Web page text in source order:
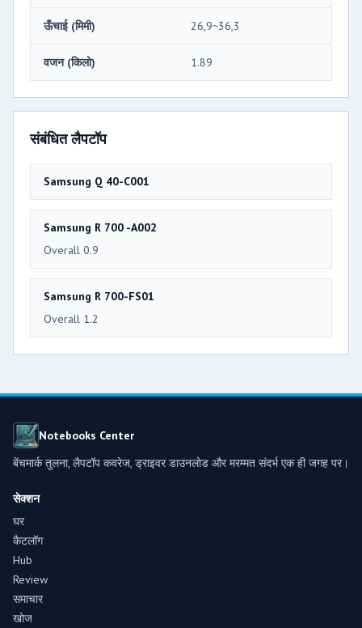
ऊँचाई (मिमी) 26,9~36,3
वजन (किलो) 1.89
संबंधित लैपटॉप
Samsung Q 40-C001
Samsung R 700 -A002
Overall 0.9
Samsung R 700-FS01
Overall 1.2
Notebooks Center
बेंचमार्क तुलना, लैपटॉप कवरेज, ड्राइवर डाउनलोड और मरम्मत संदर्भ एक ही जगह पर।
सेक्शन
घर
कैटलॉग
Hub
Review
समाचार
खोज